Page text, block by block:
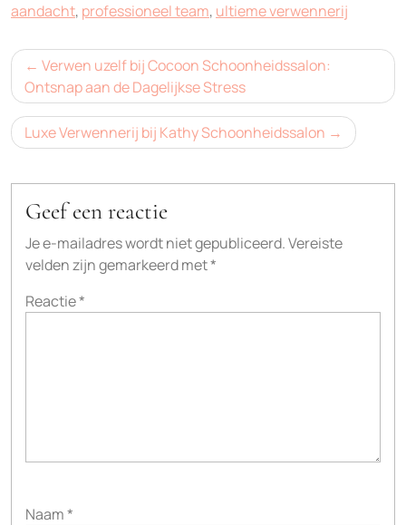
aandacht, professioneel team, ultieme verwennerij
Bericht
navigatie
Verwen uzelf bij Cocoon Schoonheidssalon:
Ontsnap aan de Dagelijkse Stress
Luxe Verwennerij bij Kathy Schoonheidssalon
Geef een reactie
Je e-mailadres wordt niet gepubliceerd.Vereiste
velden zijn gemarkeerd met*
Reactie*
Naam*